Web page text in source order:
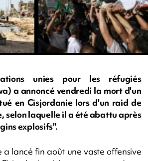
unies pour les réfugiés
a annoncé vendredi la mort d'un
en Cisjordanie lors d'un raid de
selon laquelle il a été abattu après
explosifs".
a lancé fin août une vaste offensive